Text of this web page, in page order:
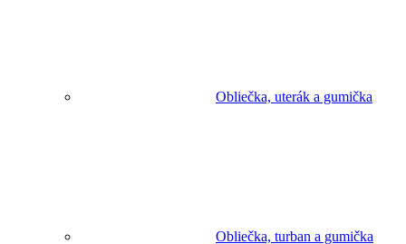
Obliečka, uterák a gumička
Obliečka, turban a gumička